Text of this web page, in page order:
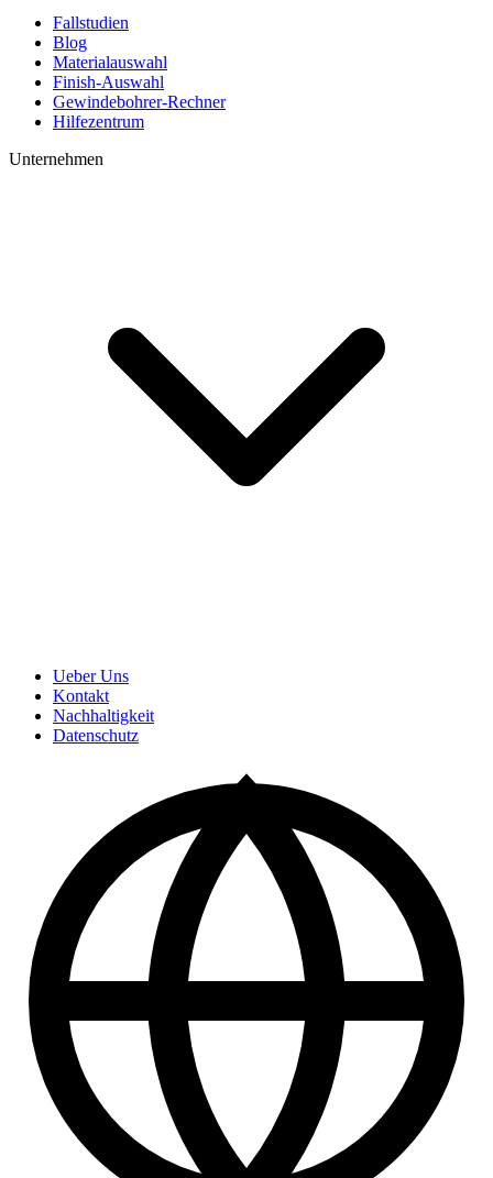
Fallstudien
Blog
Materialauswahl
Finish-Auswahl
Gewindebohrer-Rechner
Hilfezentrum
Unternehmen
Ueber Uns
Kontakt
Nachhaltigkeit
Datenschutz